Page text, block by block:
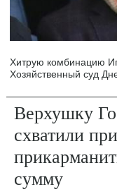
Хитрую комбинацию
Хозяйственный суд
Верхушку
схватили
сумму